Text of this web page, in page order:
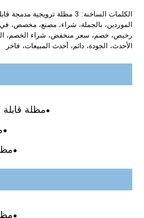
الكلمات الساخنة: 3 مظلة
الموردين، بالجملة، شراء، مصنع، مخصص،
رخيص، خصم، سعر منخفض، شراء الخصم،
الأحدث، الجودة، دائم، أحدث المبيعات، فاخر
مظلة قابلة